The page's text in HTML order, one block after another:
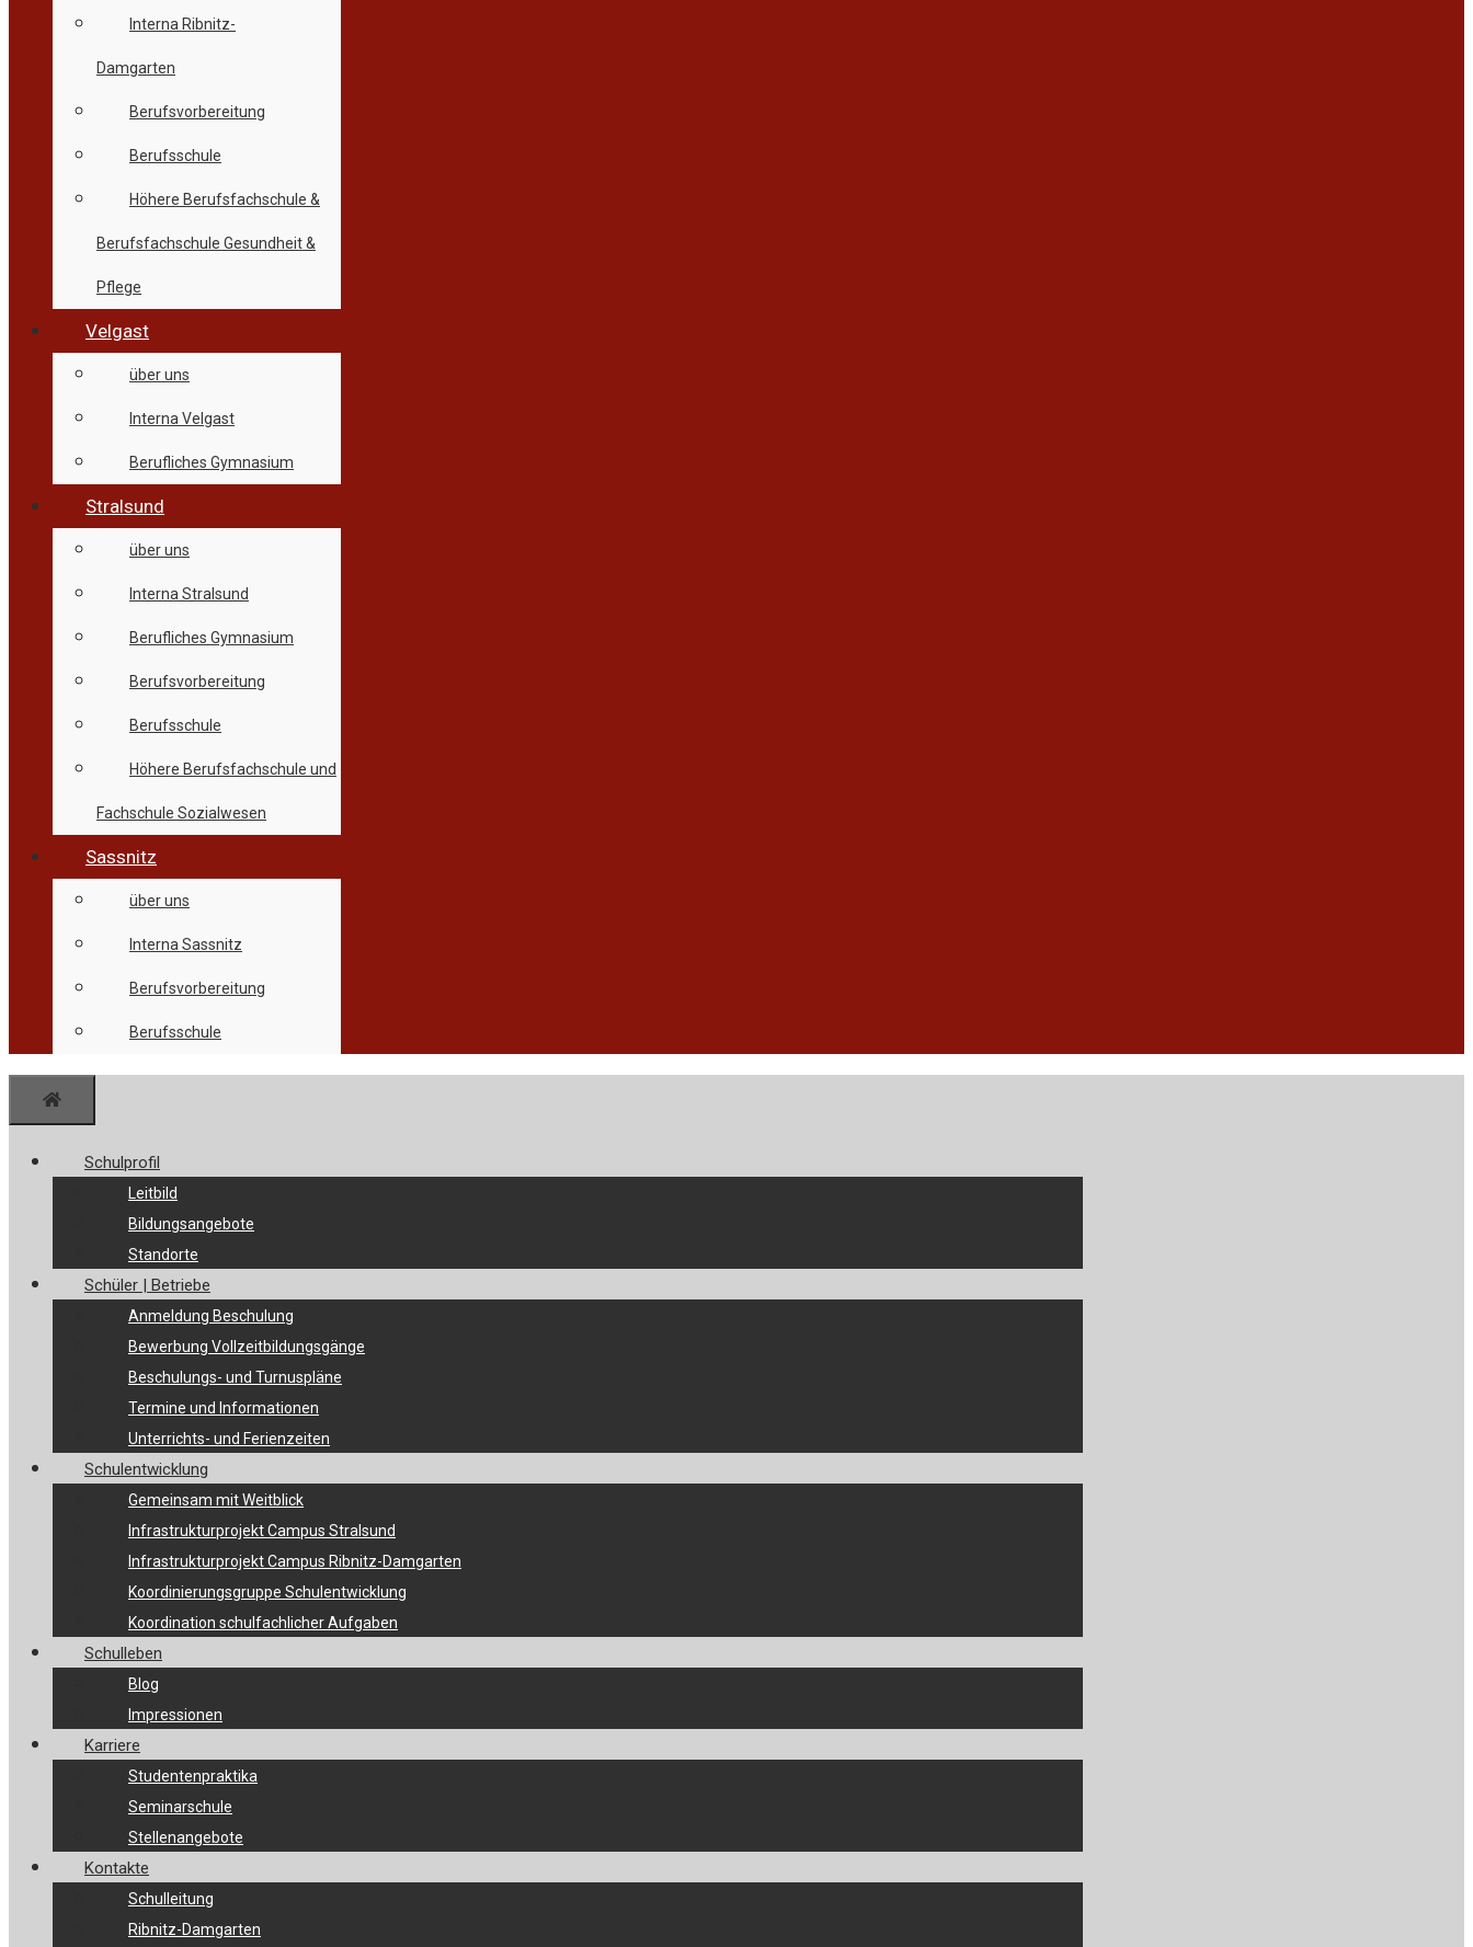
Interna Ribnitz-
Damgarten
Berufsvorbereitung
Berufsschule
Höhere Berufsfachschule &
Berufsfachschule Gesundheit &
Pflege
Velgast
über uns
Interna Velgast
Berufliches Gymnasium
Stralsund
über uns
Interna Stralsund
Berufliches Gymnasium
Berufsvorbereitung
Berufsschule
Höhere Berufsfachschule und
Fachschule Sozialwesen
Sassnitz
über uns
Interna Sassnitz
Berufsvorbereitung
Berufsschule
Schulprofil
Leitbild
Bildungsangebote
Standorte
Schüler | Betriebe
Anmeldung Beschulung
Bewerbung Vollzeitbildungsgänge
Beschulungs- und Turnuspläne
Termine und Informationen
Unterrichts- und Ferienzeiten
Schulentwicklung
Gemeinsam mit Weitblick
Infrastrukturprojekt Campus Stralsund
Infrastrukturprojekt Campus Ribnitz-Damgarten
Koordinierungsgruppe Schulentwicklung
Koordination schulfachlicher Aufgaben
Schulleben
Blog
Impressionen
Karriere
Studentenpraktika
Seminarschule
Stellenangebote
Kontakte
Schulleitung
Ribnitz-Damgarten